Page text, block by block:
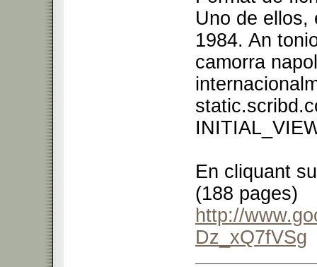
Uno de ellos,
1984. An
camorra
En cliquant
(188 pages)
http://
Dz_xQ7fVSg